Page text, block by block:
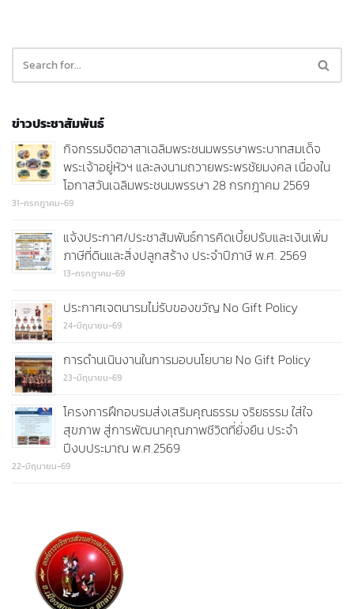
ข่าวประชาสัมพันธ์
กิจกรรมจิตอาสาเฉลิมพระชนมพรรษาพระบาทสมเด็จ
พระเจ้าอยู่หัวฯ และลงนามถวายพระพรชัยมงคล เนื่องใน
โอกาสวันเฉลิมพระชนมพรรษา 28 กรกฎาคม 2569
31-กรกฎาคม-69
แจ้งประกาศ/ประชาสัมพันธ์การคิดเบี้ยปรับและเงินเพิ่ม
ภาษีที่ดินและสิ่งปลูกสร้าง ประจำปีภาษี พ.ศ. 2569
13-กรกฎาคม-69
ประกาศเจตนารมไม่รับของขวัญ No Gift Policy
24-มิถุนายน-69
การดำนเนินงานในการมอบนโยบาย No Gift Policy
23-มิถุนายน-69
โครงการฝึกอบรมส่งเสริมคุณธรรม จริยธรรม ใส่ใจ
สุขภาพ สู่การพัฒนาคุณภาพชีวิตที่ยั่งยืน ประจำ
ปีงบประมาณ พ.ศ.2569
22-มิถุนายน-69